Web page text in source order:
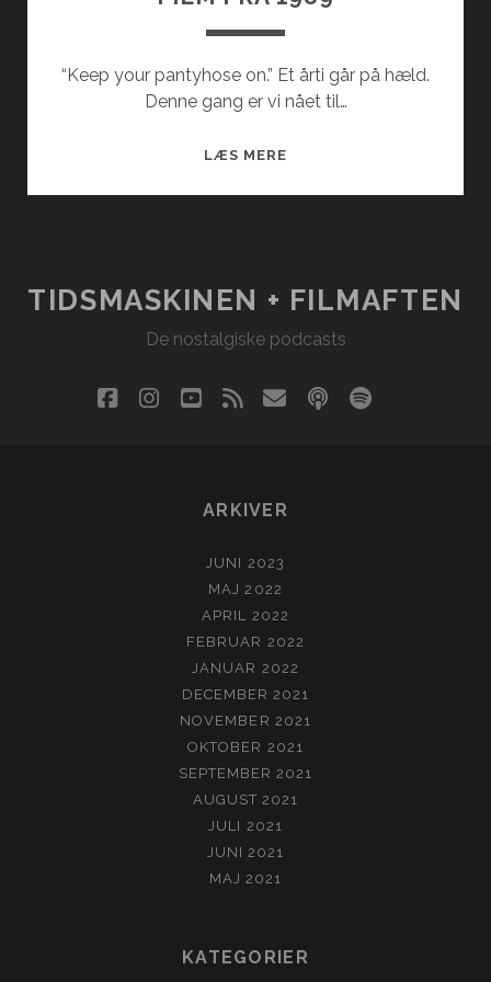
“Keep your pantyhose on.” Et årti går på hæld.
Denne gang er vi nået til…
LÆS MERE
TIDSMASKINEN + FILMAFTEN
De nostalgiske podcasts
facebookinstagram
youtube
rss emailpodcastspotify
ARKIVER
JUNI 2023
MAJ 2022
APRIL 2022
FEBRUAR 2022
JANUAR 2022
DECEMBER 2021
NOVEMBER 2021
OKTOBER 2021
SEPTEMBER 2021
AUGUST 2021
JULI 2021
JUNI 2021
MAJ 2021
KATEGORIER